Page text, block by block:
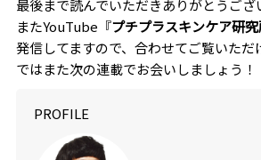
最後まで読んでいただきありがとうござ
またYouTube『プチプラスキンケア研
発信してますので、合わせてご覧いただ
ではまた次の連載でお会いしましょう！
PROFILE